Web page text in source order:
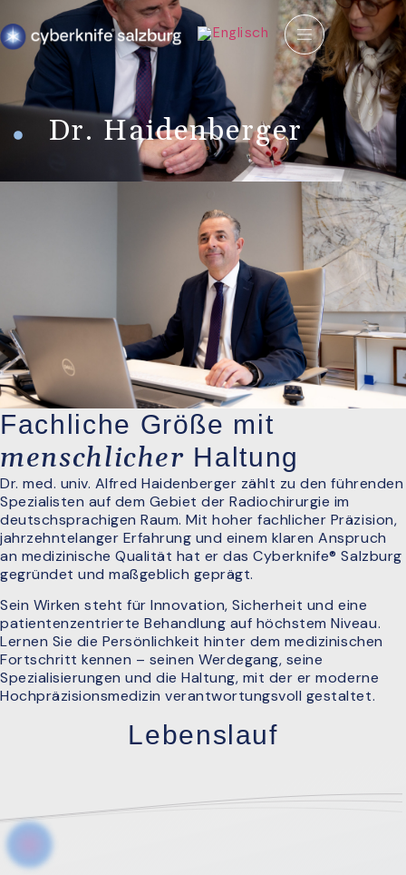
Dr. Haidenberger
Fachliche Größe mit
menschlicher Haltung
Dr. med. univ. Alfred Haidenberger zählt zu den führenden
Spezialisten auf dem Gebiet der Radiochirurgie im
deutschsprachigen Raum. Mit hoher fachlicher Präzision,
jahrzehntelanger Erfahrung und einem klaren Anspruch
an medizinische Qualität hat er das Cyberknife® Salzburg
gegründet und maßgeblich geprägt.
Sein Wirken steht für Innovation, Sicherheit und eine
patientenzentrierte Behandlung auf höchstem Niveau.
Lernen Sie die Persönlichkeit hinter dem medizinischen
Fortschritt kennen – seinen Werdegang, seine
Spezialisierungen und die Haltung, mit der er moderne
Hochpräzisionsmedizin verantwortungsvoll gestaltet.
Lebenslauf